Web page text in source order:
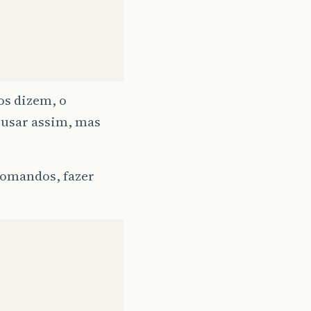
dizem, o
assim, mas
fazer